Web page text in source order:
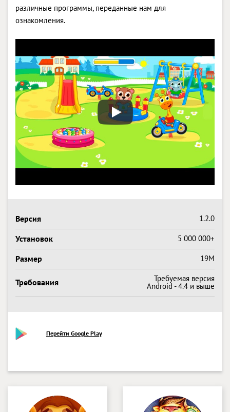
различные программы, переданные нам для
ознакомления.
Версия 1.2.0
Установок 5 000 000+
Размер 19M
Требования Требуемая версия
Android - 4.4 и выше
Перейти Google Play